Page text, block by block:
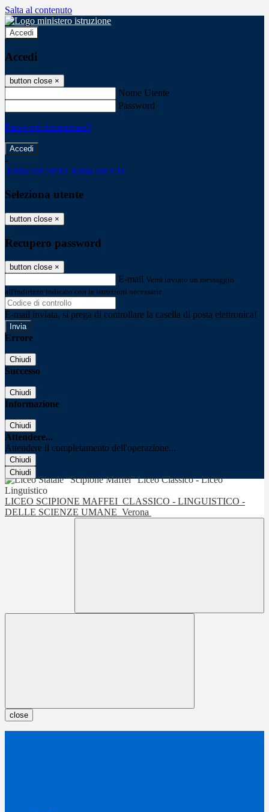
Salta al contenuto
Accedi
Accedi
button close ×
Nome Utente
Password
Password dimenticata?
-
Entra con SPID Entra con CIE
Seleziona utente
button close ×
Recupero password
button close ×
E-mail Verrà inviato un messaggio
all'indirizzo indicato con le istruzioni necessarie.
E-mail inviata, si prega di controllare la casella di posta elettronica!
Errore
Chiudi
Successo
Chiudi
Informazione
Chiudi
Attendere...
Attendere il completamento dell'operazione...
Chiudi
Chiudi
LICEO SCIPIONE MAFFEI CLASSICO - LINGUISTICO -
DELLE SCIENZE UMANE Verona
close